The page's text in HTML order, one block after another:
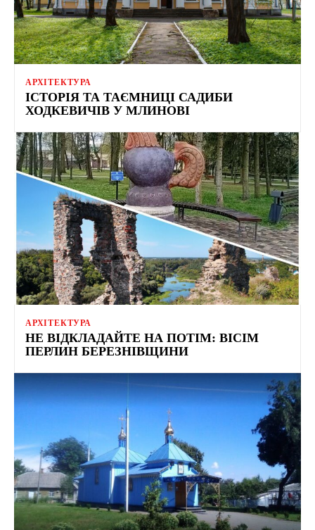
АРХІТЕКТУРА
ІСТОРІЯ ТА ТАЄМНИЦІ САДИБИ
ХОДКЕВИЧІВ У МЛИНОВІ
АРХІТЕКТУРА
НЕ ВІДКЛАДАЙТЕ НА ПОТІМ: ВІСІМ
ПЕРЛИН БЕРЕЗНІВЩИНИ